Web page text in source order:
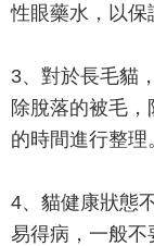
性眼藥水，以保
3、對於長毛貓
除脫落的被毛
的時間進行整理
4、貓健康狀態
易得病，一般不